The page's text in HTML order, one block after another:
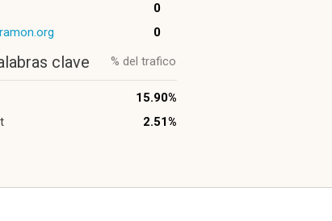
0
0
clave % del trafico
15.90%
2.51%